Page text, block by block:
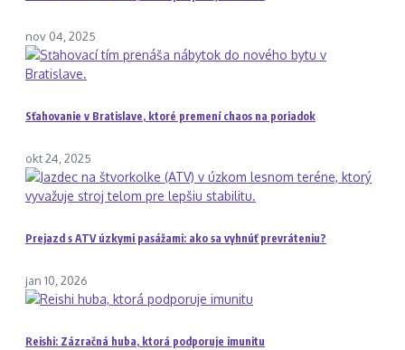
nov 04, 2025
Sťahovanie v Bratislave, ktoré premení chaos na poriadok
okt 24, 2025
Prejazd s ATV úzkymi pasážami: ako sa vyhnúť prevráteniu?
jan 10, 2026
Reishi: Zázračná huba, ktorá podporuje imunitu